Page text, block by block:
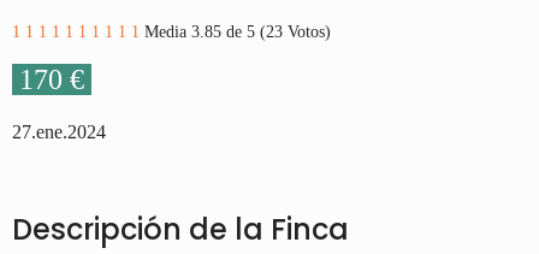
1 1 1 1 1 1 1 1 1 1 Media 3.85 de 5 (23 Votos)
170 €
27.ene.2024
Descripción de la Finca